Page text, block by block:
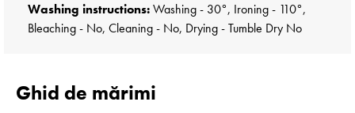
Washing instructions:Washing - 30°, Ironing - 110°,
Bleaching - No, Cleaning - No, Drying - Tumble Dry No
Ghid de mărimi